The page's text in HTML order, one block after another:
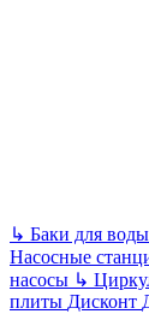
↳ Баки для воды
Насосные
насосы ↳
плиты Дисконт